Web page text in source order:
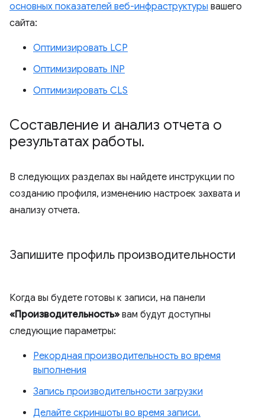
основных показателей веб-инфраструктуры вашего
сайта:
Оптимизировать LCP
Оптимизировать INP
Оптимизировать CLS
Составление и анализ отчета о
результатах работы.
В следующих разделах вы найдете инструкции по
созданию профиля, изменению настроек захвата и
анализу отчета.
Запишите профиль производительности
Когда вы будете готовы к записи, на панели
«Производительность» вам будут доступны
следующие параметры:
Рекордная производительность во время
выполнения
Запись производительности загрузки
Делайте скриншоты во время записи.